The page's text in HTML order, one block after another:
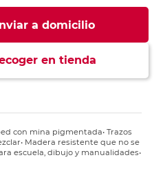
a domicilio
en tienda
con mina pigmentada• Trazos
Madera resistente que no se
escuela, dibujo y manualidades•